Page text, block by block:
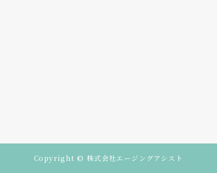
Copyright © 株式会社エージングアシスト